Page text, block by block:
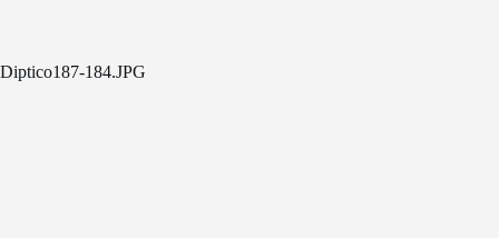
Diptico187-184.JPG